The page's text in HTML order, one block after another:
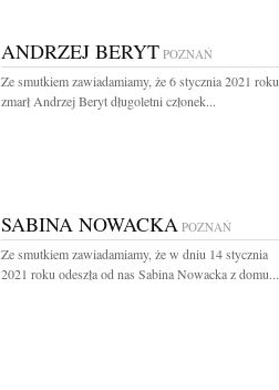
ANDRZEJ BERYT POZNAŃ
Ze smutkiem zawiadamiamy, że 6 stycznia 2021 roku
zmarł Andrzej Beryt długoletni członek...
SABINA NOWACKA POZNAŃ
Ze smutkiem zawiadamiamy, że w dniu 14 stycznia
2021 roku odeszła od nas Sabina Nowacka z domu...